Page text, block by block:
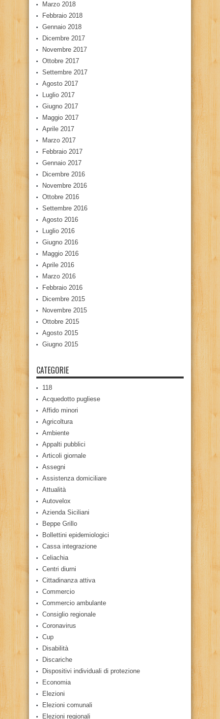
Marzo 2018
Febbraio 2018
Gennaio 2018
Dicembre 2017
Novembre 2017
Ottobre 2017
Settembre 2017
Agosto 2017
Luglio 2017
Giugno 2017
Maggio 2017
Aprile 2017
Marzo 2017
Febbraio 2017
Gennaio 2017
Dicembre 2016
Novembre 2016
Ottobre 2016
Settembre 2016
Agosto 2016
Luglio 2016
Giugno 2016
Maggio 2016
Aprile 2016
Marzo 2016
Febbraio 2016
Dicembre 2015
Novembre 2015
Ottobre 2015
Agosto 2015
Giugno 2015
CATEGORIE
118
Acquedotto pugliese
Affido minori
Agricoltura
Ambiente
Appalti pubblici
Articoli giornale
Assegni
Assistenza domiciliare
Attualità
Autovelox
Azienda Siciliani
Beppe Grillo
Bollettini epidemiologici
Cassa integrazione
Celiachia
Centri diurni
Cittadinanza attiva
Commercio
Commercio ambulante
Consiglio regionale
Coronavirus
Cup
Disabilità
Discariche
Dispositivi individuali di protezione
Economia
Elezioni
Elezioni comunali
Elezioni regionali